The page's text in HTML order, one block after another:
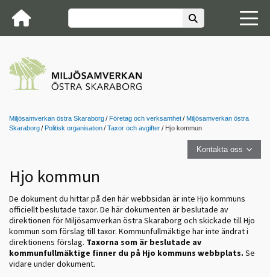
Miljösamverkan östra Skaraborg Företag och verksamhet
Miljösamverkan östra
Skaraborg
Politisk organisation Taxor och avgifter Hjo kommun
Kontakta oss
Hjo kommun
De dokument du hittar på den här webbsidan är inte Hjo kommuns
officiellt beslutade taxor. De här dokumenten är beslutade av
direktionen för Miljösamverkan östra Skaraborg och skickade till Hjo
kommun som förslag till taxor. Kommunfullmäktige har inte ändrat i
direktionens förslag. Taxorna som är beslutade av
kommunfullmäktige finner du på Hjo kommuns webbplats. Se
vidare under dokument.